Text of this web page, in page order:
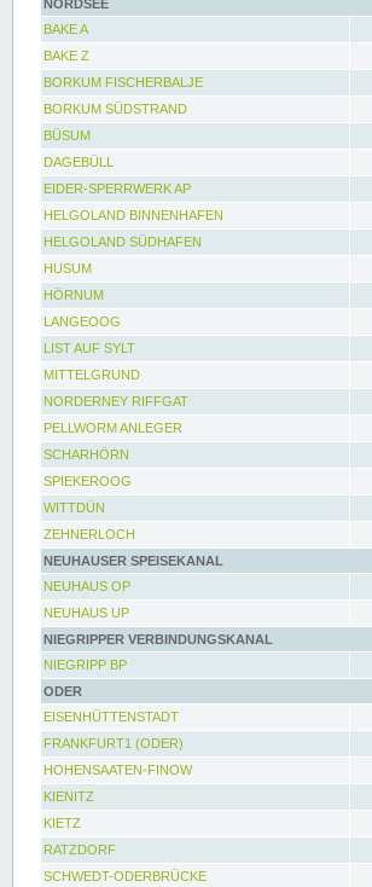
NORDSEE
BAKE A
BAKE Z
BORKUM FISCHERBALJE
BORKUM SÜDSTRAND
BÜSUM
DAGEBÜLL
EIDER-SPERRWERK AP
HELGOLAND BINNENHAFEN
HELGOLAND SÜDHAFEN
HUSUM
HÖRNUM
LANGEOOG
LIST AUF SYLT
MITTELGRUND
NORDERNEY RIFFGAT
PELLWORM ANLEGER
SCHARHÖRN
SPIEKEROOG
WITTDÜN
ZEHNERLOCH
NEUHAUSER SPEISEKANAL
NEUHAUS OP
NEUHAUS UP
NIEGRIPPER VERBINDUNGSKANAL
NIEGRIPP BP
ODER
EISENHÜTTENSTADT
FRANKFURT1 (ODER)
HOHENSAATEN-FINOW
KIENITZ
KIETZ
RATZDORF
SCHWEDT-ODERBRÜCKE